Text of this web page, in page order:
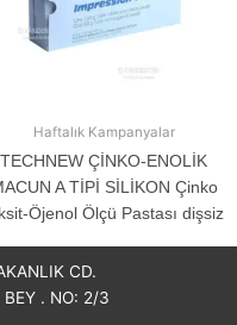
Haftalık Kampanyalar
TECHNEW ÇİNKO-ENOLİK
A TİPİ SİLİKON Çinko
Öjenol Ölçü Pastası dişsiz
CD.
BEY . NO: 2/3